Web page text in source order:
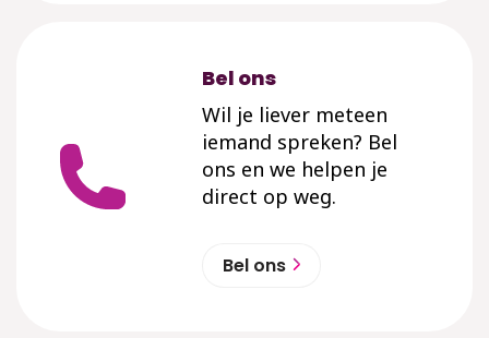
Bel ons
Wil je liever meteen
iemand spreken? Bel
ons en we helpen je
direct op weg.
Bel ons